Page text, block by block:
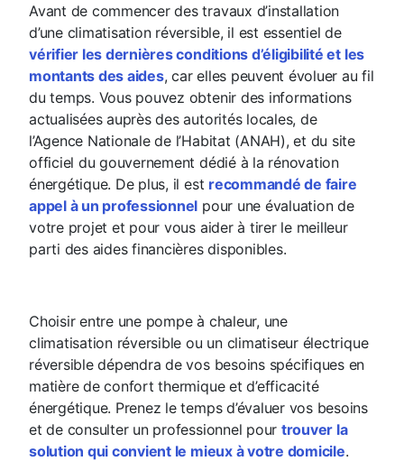
Avant de commencer des travaux d’installation
d’une climatisation réversible, il est essentiel de
vérifier les dernières conditions d’éligibilité et les
montants des aides, car elles peuvent évoluer au fil
du temps. Vous pouvez obtenir des informations
actualisées auprès des autorités locales, de
l’Agence Nationale de l’Habitat (ANAH), et du site
officiel du gouvernement dédié à la rénovation
énergétique. De plus, il est recommandé de faire
appel à un professionnel pour une évaluation de
votre projet et pour vous aider à tirer le meilleur
parti des aides financières disponibles.
Choisir entre une pompe à chaleur, une
climatisation réversible ou un climatiseur électrique
réversible dépendra de vos besoins spécifiques en
matière de confort thermique et d’efficacité
énergétique. Prenez le temps d’évaluer vos besoins
et de consulter un professionnel pour trouver la
solution qui convient le mieux à votre domicile.